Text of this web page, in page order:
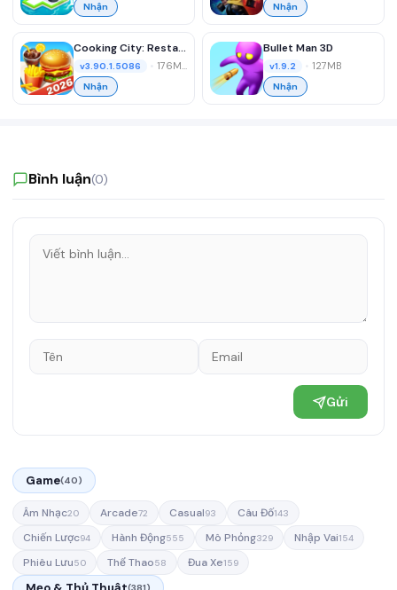
Nhận Nhận
Cooking City: Restaurant Games
v3.90.1.5086 176MB
Nhận
Bullet Man 3D
v1.9.2 127MB
Nhận
Bình luận(0)
Gửi
Game(40)
Âm Nhạc20 Arcade72 Casual93 Câu Đố143
Chiến Lược94 Hành Động555 Mô Phỏng329 Nhập Vai154
Phiêu Lưu50 Thể Thao58 Đua Xe159